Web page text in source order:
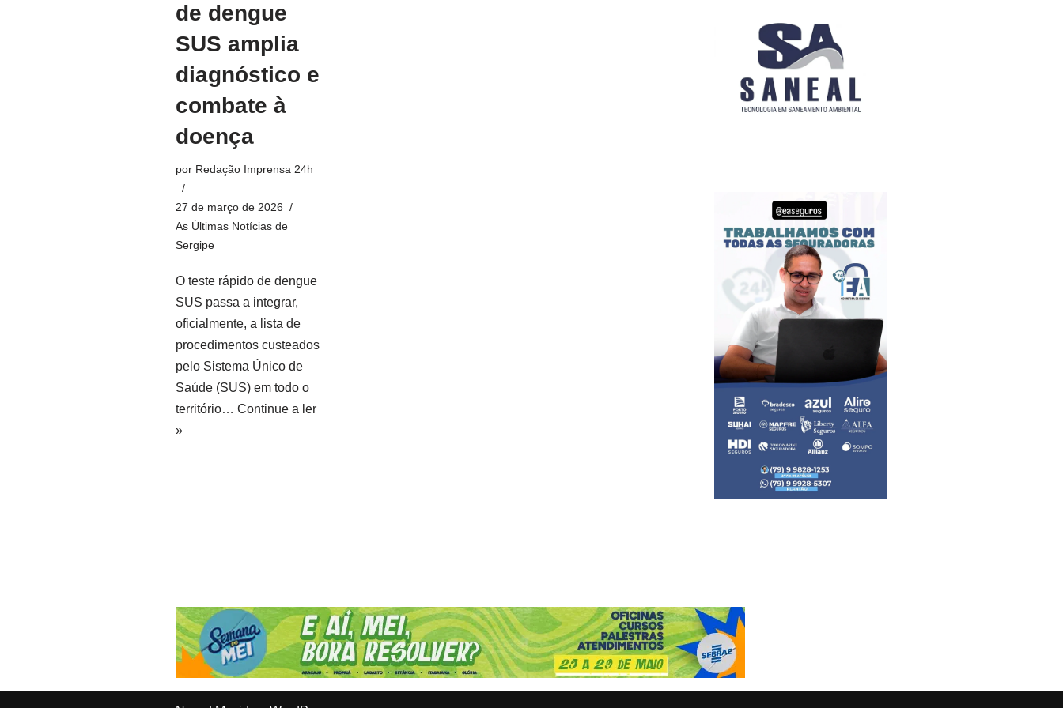
de dengue
SUS amplia
diagnóstico e
combate à
doença
por Redação Imprensa 24h
27 de março de 2026
As Últimas Notícias de
Sergipe
O teste rápido de dengue
SUS passa a integrar,
oficialmente, a lista de
procedimentos custeados
pelo Sistema Único de
Saúde (SUS) em todo o
território… Continue a ler
»